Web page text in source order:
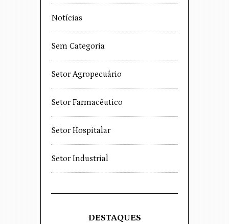
Notícias
Sem Categoria
Setor Agropecuário
Setor Farmacêutico
Setor Hospitalar
Setor Industrial
DESTAQUES